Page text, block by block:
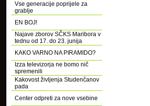
Vse generacije poprijele za
grablje
EN BOJ!
Najave zborov SČKS Maribora v
tednu od 17. do 23. junija
KAKO VARNO NA PIRAMIDO?
Izza televizorja ne bomo nič
spremenili
Kakovost življenja Studenčanov
pada
Center odpreti za nove vsebine